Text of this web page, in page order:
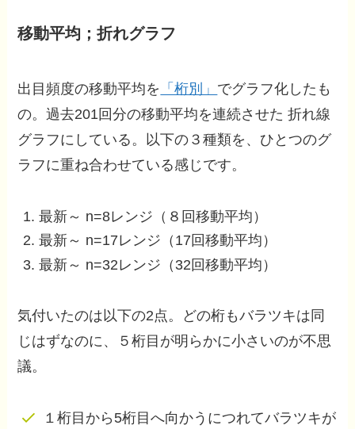
移動平均；折れグラフ
出目頻度の移動平均を 「桁別」 でグラフ化したも
の。過去201回分の移動平均を連続させた 折れ線
グラフにしている。以下の３種類を、ひとつのグ
ラフに重ね合わせている感じです。
最新～ n=8レンジ（８回移動平均）
最新～ n=17レンジ（17回移動平均）
最新～ n=32レンジ（32回移動平均）
気付いたのは以下の2点。どの桁もバラツキは同
じはずなのに、５桁目が明らかに小さいのが不思
議。
１桁目から5桁目へ向かうにつれてバラツキが